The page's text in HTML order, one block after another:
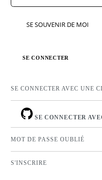
SE SOUVENIR DE MOI
SE CONNECTER AVEC UNE
SE CONNECTER
MOT DE PASSE OUBLIÉ
S'INSCRIRE